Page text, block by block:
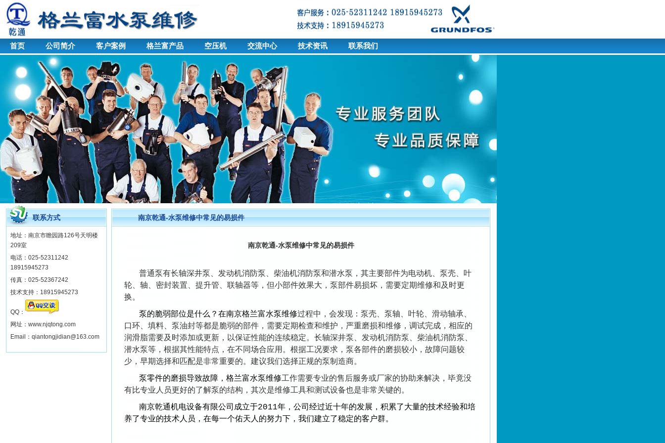
首页 公司简介 客户案例 格兰富产品 空压机 交流中心 技术资讯 联系我们
联系方式
地址：南京市瞻园路126号天明楼
209室
电话：025-52311242
18915945273
传真：025-52367242
技术支持：18915945273
QQ：
网址： www.njqtong.com
Email：qiantongjidian@163.com
南京乾通-水泵维修中常见的易损件
南京乾通-水泵维修中常见的易损件
普通泵有长轴深井泵、发动机消防泵、柴油机消防泵和潜水泵，其主要部件为电动机、泵壳、叶
轮、轴、密封装置、提升管、联轴器等，但小部件效果大，泵部件易损坏，需要定期维修和及时更
换。
泵的脆弱部位是什么？在南京格兰富水泵维修过程中，会发现：泵壳、泵轴、叶轮、滑动轴承、
口环、填料、泵油封等都是脆弱的部件，需要定期检查和维护，严重磨损和维修，调试完成，相应的
润滑脂需要及时添加或更新，以保证性能的连续稳定。长轴深井泵、发动机消防泵、柴油机消防泵、
潜水泵等，根据其性能特点，在不同场合应用。根据工况要求，泵各部件的磨损较小，故障问题较
少，早期选择和匹配是非常重要的。建议我们选择正规的泵制造商。
泵零件的磨损导致故障， 格兰富水泵维修工作需要专业的售后服务或厂家的协助来解决，毕竟没
有比专业人员更好的了解泵的结构，其次是维修工具和测试设备也是非常关键的。
南京乾通机电设备有限公司 成立于2011年，公司经过近十年的发展，积累了大量的技术经验和培
养了专业的技术人员，在每一个佑天人的努力下，我们建立了稳定的客户群。